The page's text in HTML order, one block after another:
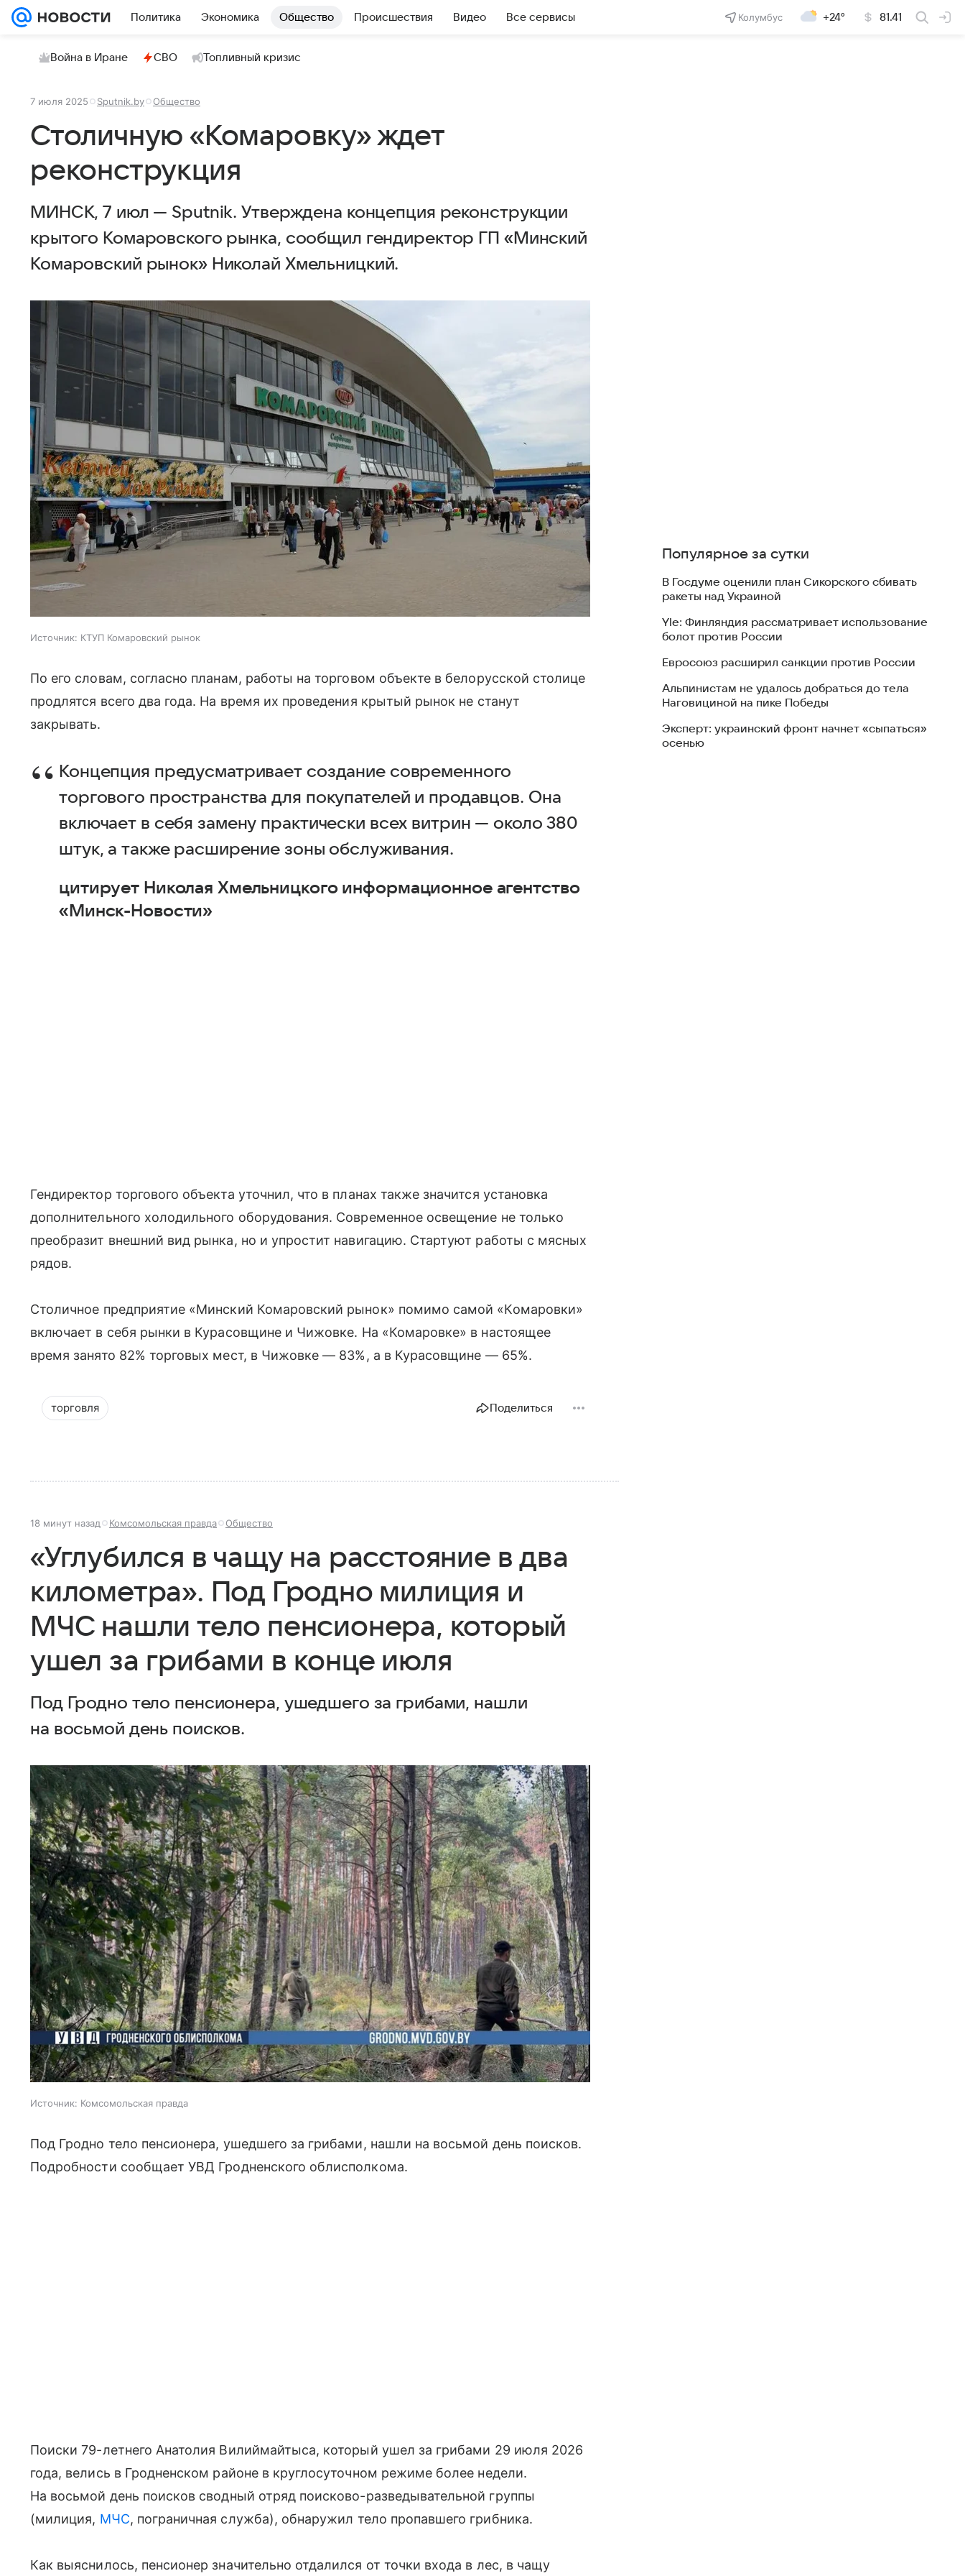
Политика Экономика Общество Происшествия Видео Все сервисы Колумбус +24° 81.41
Война в Иране СВО Топливный кризис
7 июля 2025 Sputnik.by Общество
Столичную «Комаровку» ждет
реконструкция
МИНСК, 7 июл — Sputnik. Утверждена концепция реконструкции
крытого Комаровского рынка, сообщил гендиректор ГП «Минский
Комаровский рынок» Николай Хмельницкий.
Источник: КТУП Комаровский рынок
По его словам, согласно планам, работы на торговом объекте в белорусской столице
продлятся всего два года. На время их проведения крытый рынок не станут
закрывать.
Концепция предусматривает создание современного
торгового пространства для покупателей и продавцов. Она
включает в себя замену практически всех витрин — около 380
штук, а также расширение зоны обслуживания.
цитирует Николая Хмельницкого информационное агентство
«Минск-Новости»
Гендиректор торгового объекта уточнил, что в планах также значится установка
дополнительного холодильного оборудования. Современное освещение не только
преобразит внешний вид рынка, но и упростит навигацию. Стартуют работы с мясных
рядов.
Столичное предприятие «Минский Комаровский рынок» помимо самой «Комаровки»
включает в себя рынки в Курасовщине и Чижовке. На «Комаровке» в настоящее
время занято 82% торговых мест, в Чижовке — 83%, а в Курасовщине — 65%.
торговля Поделиться
18 минут назад Комсомольская правда Общество
«Углубился в чащу на расстояние в два
километра». Под Гродно милиция и
МЧС нашли тело пенсионера, который
ушел за грибами в конце июля
Под Гродно тело пенсионера, ушедшего за грибами, нашли
на восьмой день поисков.
Источник: Комсомольская правда
Под Гродно тело пенсионера, ушедшего за грибами, нашли на восьмой день поисков.
Подробности сообщает УВД Гродненского облисполкома.
Поиски 79-летнего Анатолия Вилиймайтыса, который ушел за грибами 29 июля 2026
года, велись в Гродненском районе в круглосуточном режиме более недели.
На восьмой день поисков сводный отряд поисково-разведывательной группы
(милиция, МЧС, пограничная служба), обнаружил тело пропавшего грибника.
Как выяснилось, пенсионер значительно отдалился от точки входа в лес, в чащу
Популярное за сутки
В Госдуме оценили план Сикорского сбивать
ракеты над Украиной
Yle: Финляндия рассматривает использование
болот против России
Евросоюз расширил санкции против России
Альпинистам не удалось добраться до тела
Наговициной на пике Победы
Эксперт: украинский фронт начнет «сыпаться»
осенью